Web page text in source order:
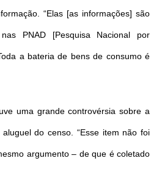
“Elas [as informações] são
PNAD [Pesquisa Nacional por
a bateria de bens de consumo é
uma grande controvérsia sobre a
do censo. “Esse item não foi
argumento – de que é coletado